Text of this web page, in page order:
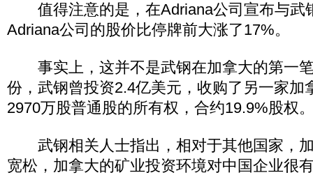
值得注意的是，在Adriana公司宣布与武
Adriana公司的股价比停牌前大涨了17%。
事实上，这并不是武钢在加拿大的第一
份，武钢曾投资2.4亿美元，收购了另一家加
2970万股普通股的所有权，合约19.9%股权
武钢相关人士指出，相对于其他国家，
宽松，加拿大的矿业投资环境对中国企业很